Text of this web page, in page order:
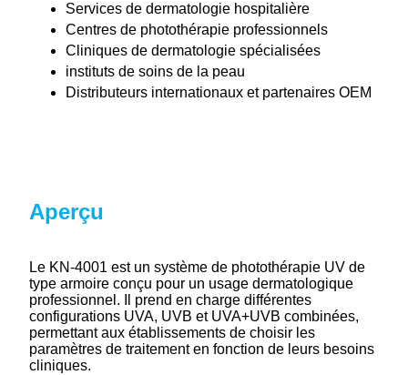
Services de dermatologie hospitalière
Centres de photothérapie professionnels
Cliniques de dermatologie spécialisées
instituts de soins de la peau
Distributeurs internationaux et partenaires OEM
Aperçu
Le KN-4001 est un système de photothérapie UV de
type armoire conçu pour un usage dermatologique
professionnel. Il prend en charge différentes
configurations UVA, UVB et UVA+UVB combinées,
permettant aux établissements de choisir les
paramètres de traitement en fonction de leurs besoins
cliniques.